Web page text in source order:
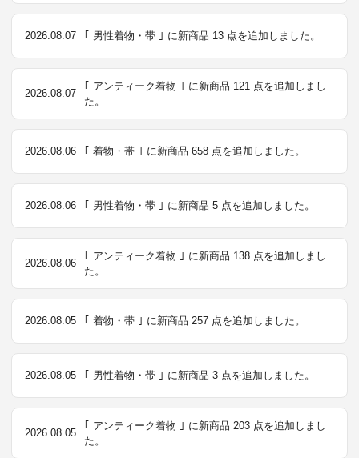
2026.08.07 ｢ 男性着物・帯 ｣ に新商品 13 点を追加しました。
2026.08.07
｢ アンティーク着物 ｣ に新商品 121 点を追加しまし
た。
2026.08.06 ｢ 着物・帯 ｣ に新商品 658 点を追加しました。
2026.08.06 ｢ 男性着物・帯 ｣ に新商品 5 点を追加しました。
2026.08.06
｢ アンティーク着物 ｣ に新商品 138 点を追加しまし
た。
2026.08.05 ｢ 着物・帯 ｣ に新商品 257 点を追加しました。
2026.08.05 ｢ 男性着物・帯 ｣ に新商品 3 点を追加しました。
2026.08.05
｢ アンティーク着物 ｣ に新商品 203 点を追加しまし
た。